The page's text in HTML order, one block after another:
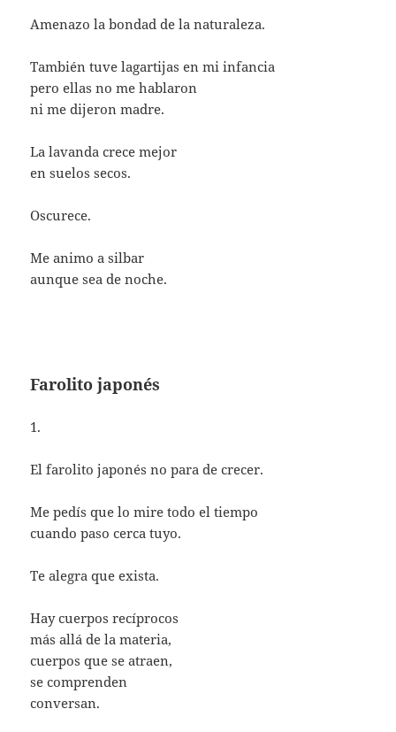
Amenazo la bondad de la naturaleza.
También tuve lagartijas en mi infancia
pero ellas no me hablaron
ni me dijeron madre.
La lavanda crece mejor
en suelos secos.
Oscurece.
Me animo a silbar
aunque sea de noche.
Farolito japonés
1.
El farolito japonés no para de crecer.
Me pedís que lo mire todo el tiempo
cuando paso cerca tuyo.
Te alegra que exista.
Hay cuerpos recíprocos
más allá de la materia,
cuerpos que se atraen,
se comprenden
conversan.